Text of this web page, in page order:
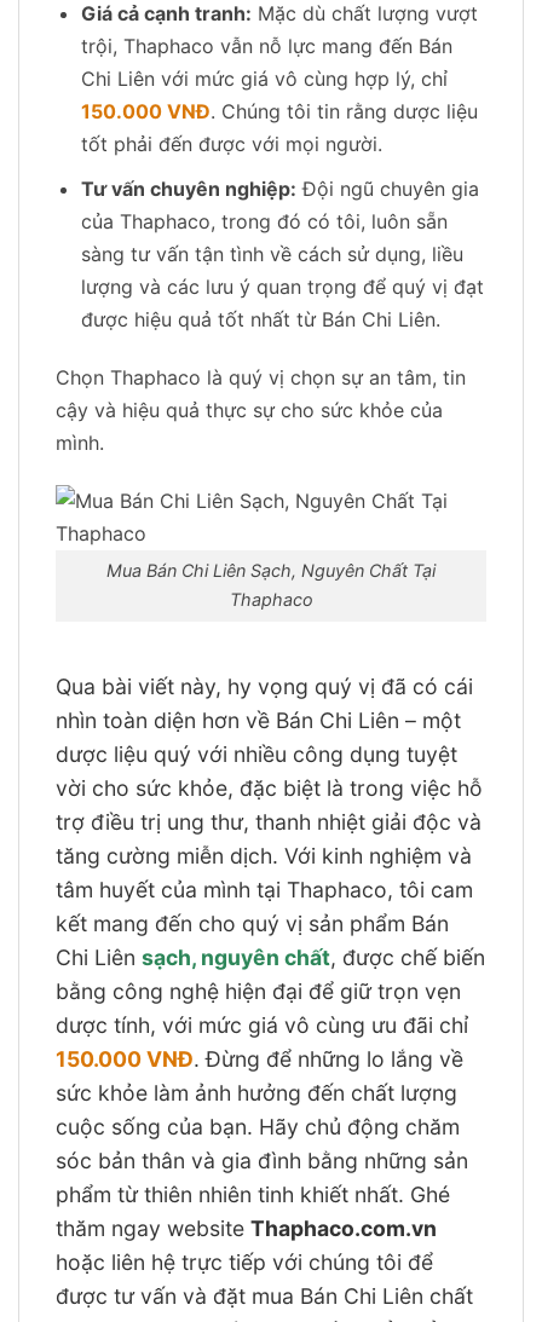
Giá cả cạnh tranh: Mặc dù chất lượng vượt
trội, Thaphaco vẫn nỗ lực mang đến Bán
Chi Liên với mức giá vô cùng hợp lý, chỉ
150.000 VNĐ. Chúng tôi tin rằng dược liệu
tốt phải đến được với mọi người.
Tư vấn chuyên nghiệp: Đội ngũ chuyên gia
của Thaphaco, trong đó có tôi, luôn sẵn
sàng tư vấn tận tình về cách sử dụng, liều
lượng và các lưu ý quan trọng để quý vị đạt
được hiệu quả tốt nhất từ Bán Chi Liên.
Chọn Thaphaco là quý vị chọn sự an tâm, tin
cậy và hiệu quả thực sự cho sức khỏe của
mình.
Mua Bán Chi Liên Sạch, Nguyên Chất Tại
Thaphaco
Qua bài viết này, hy vọng quý vị đã có cái
nhìn toàn diện hơn về Bán Chi Liên – một
dược liệu quý với nhiều công dụng tuyệt
vời cho sức khỏe, đặc biệt là trong việc hỗ
trợ điều trị ung thư, thanh nhiệt giải độc và
tăng cường miễn dịch. Với kinh nghiệm và
tâm huyết của mình tại Thaphaco, tôi cam
kết mang đến cho quý vị sản phẩm Bán
Chi Liên sạch, nguyên chất, được chế biến
bằng công nghệ hiện đại để giữ trọn vẹn
dược tính, với mức giá vô cùng ưu đãi chỉ
150.000 VNĐ. Đừng để những lo lắng về
sức khỏe làm ảnh hưởng đến chất lượng
cuộc sống của bạn. Hãy chủ động chăm
sóc bản thân và gia đình bằng những sản
phẩm từ thiên nhiên tinh khiết nhất. Ghé
thăm ngay website Thaphaco.com.vn
hoặc liên hệ trực tiếp với chúng tôi để
được tư vấn và đặt mua Bán Chi Liên chất